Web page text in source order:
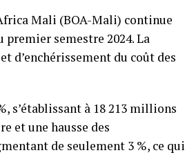
Mali (BOA-Mali) continue
semestre 2024. La
d’enchérissement du coût des
s’établissant à 18 213 millions
et une hausse des
de seulement 3 %, ce qui